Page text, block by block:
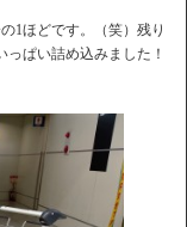
1ほどです。（笑）残り
ぱい詰め込みました！